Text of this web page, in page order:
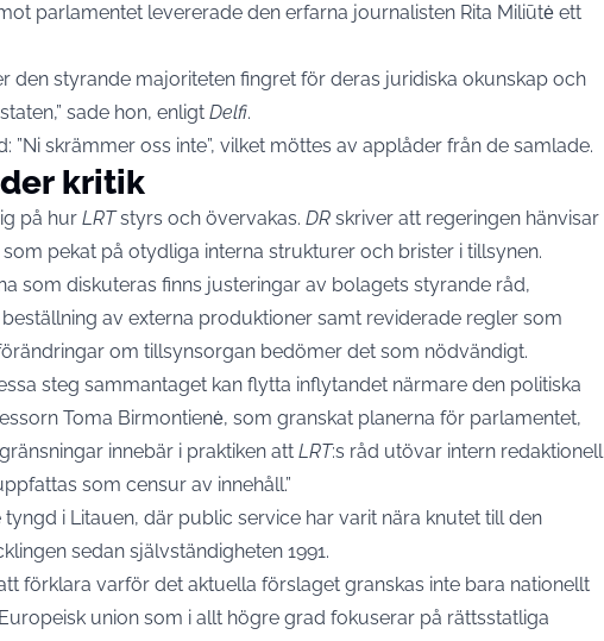
parlamentet levererade den erfarna journalisten Rita Miliūtė ett
den styrande majoriteten fingret för deras juridiska okunskap och
sade hon, enligt Delfi.
”Ni skrämmer oss inte”, vilket möttes av applåder från de samlade.
kritik
på hur LRTstyrs och övervakas. DR skriver att regeringen hänvisar
pekat på otydliga interna strukturer och brister i tillsynen.
som diskuteras finns justeringar av bolagets styrande råd,
av externa produktioner samt reviderade regler som
om tillsynsorgan bedömer det som nödvändigt.
steg sammantaget kan flytta inflytandet närmare den politiska
Toma Birmontienė, som granskat planerna för parlamentet,
innebär i praktiken att LRT:s råd utövar intern redaktionell
som censur av innehåll.”
i Litauen, där public service har varit nära knutet till den
sedan självständigheten 1991.
förklara varför det aktuella förslaget granskas inte bara nationellt
union som i allt högre grad fokuserar på rättsstatliga